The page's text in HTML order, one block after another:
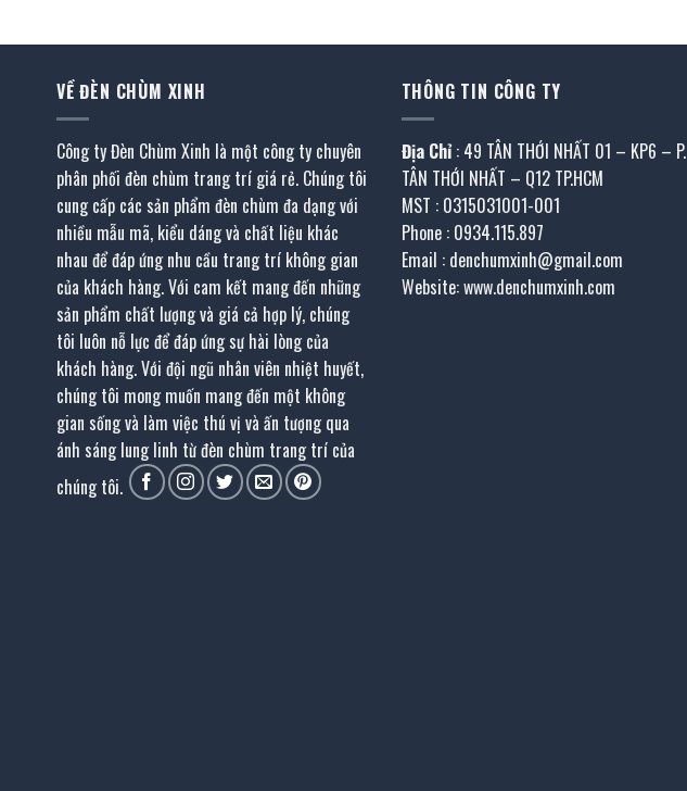
VỀ ĐÈN CHÙM XINH
Công ty Đèn Chùm Xinh là một công ty chuyên
phân phối đèn chùm trang trí giá rẻ. Chúng tôi
cung cấp các sản phẩm đèn chùm đa dạng với
nhiều mẫu mã, kiểu dáng và chất liệu khác
nhau để đáp ứng nhu cầu trang trí không gian
của khách hàng. Với cam kết mang đến những
sản phẩm chất lượng và giá cả hợp lý, chúng
tôi luôn nỗ lực để đáp ứng sự hài lòng của
khách hàng. Với đội ngũ nhân viên nhiệt huyết,
chúng tôi mong muốn mang đến một không
gian sống và làm việc thú vị và ấn tượng qua
ánh sáng lung linh từ đèn chùm trang trí của
chúng tôi.
THÔNG TIN CÔNG TY
Địa Chỉ : 49 TÂN THỚI NHẤT 01 – KP6 – P.
TÂN THỚI NHẤT – Q12 TP.HCM
MST : 0315031001-001
Phone : 0934.115.897
Email : denchumxinh@gmail.com
Website: www.denchumxinh.com